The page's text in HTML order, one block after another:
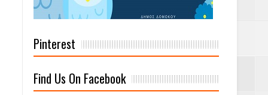
Pinterest
Find Us On Facebook